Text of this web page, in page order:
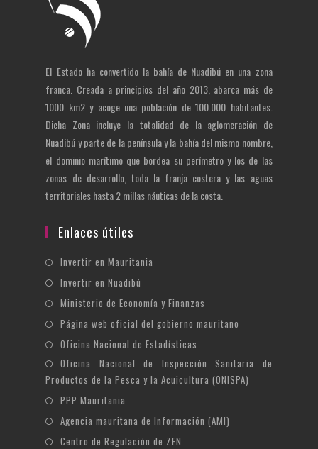
El Estado ha convertido la bahía de Nuadibú en una zona
franca. Creada a principios del año 2013, abarca más de
1000 km2 y acoge una población de 100.000 habitantes.
Dicha Zona incluye la totalidad de la aglomeración de
Nuadibú y parte de la península y la bahía del mismo nombre,
el dominio marítimo que bordea su perímetro y los de las
zonas de desarrollo, toda la franja costera y las aguas
territoriales hasta 2 millas náuticas de la costa.
Enlaces útiles
Invertir en Mauritania
nueva
pestaña
Invertir en Nuadibú
abre
en
nueva
pestaña
Ministerio de Economía y Finanzas
abre
nueva
pestaña
Página web oficial del gobierno mauritano
en
una
Oficina Nacional de Estadísticas
abre
en
nueva
pestaña
Oficina Nacional de Inspección Sanitaria de
Productos de la Pesca y la Acuicultura (ONISPA)
PPP Mauritania
abre
en
Agencia mauritana de Información (AMI)
Centro de Regulación de ZFN